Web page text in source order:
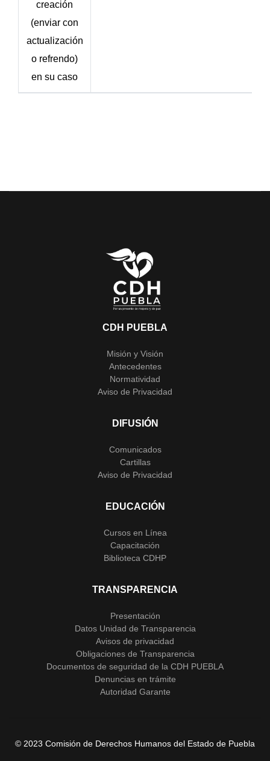
creación
(enviar con
actualización
o refrendo)
en su caso
CDH PUEBLA
Misión y Visión
Antecedentes
Normatividad
Aviso de Privacidad
DIFUSIÓN
Comunicados
Cartillas
Aviso de Privacidad
EDUCACIÓN
Cursos en Línea
Capacitación
Biblioteca CDHP
TRANSPARENCIA
Presentación
Datos Unidad de Transparencia
Avisos de privacidad
Obligaciones de Transparencia
Documentos de seguridad de la CDH PUEBLA
Denuncias en trámite
Autoridad Garante
© 2023 Comisión de Derechos Humanos del Estado de Puebla